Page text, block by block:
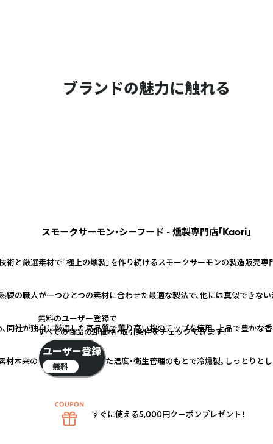
ブランドの魅力に触れる
スモークサーモン・シーフード - 燻製専門店「Kaori」
と厳選素材で「極上の燻製」を作り続けるスモークサーモンの製造販売専
練の職人が一つひとつの素材に合わせた最適な製法で、他には真似できな
同社が独自に厳選した高品質で薫り高い桜のチップを使用。上品で豊かな
本来の旨味を凝縮。徹底した温度・衛生管理のもとで冷燻製。しっとりと
無料のユーザー登録で
すべての商品の卸価格・取引条件をチェックできます！
ユーザー登録
無料
すぐに使える5,000円クーポンプレゼント！